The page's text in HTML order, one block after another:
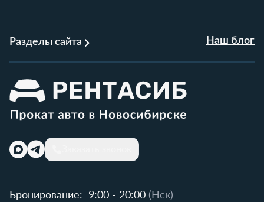
Разделы сайта Наш блог
Бронирование: 9:00 - 20:00 (Нск)